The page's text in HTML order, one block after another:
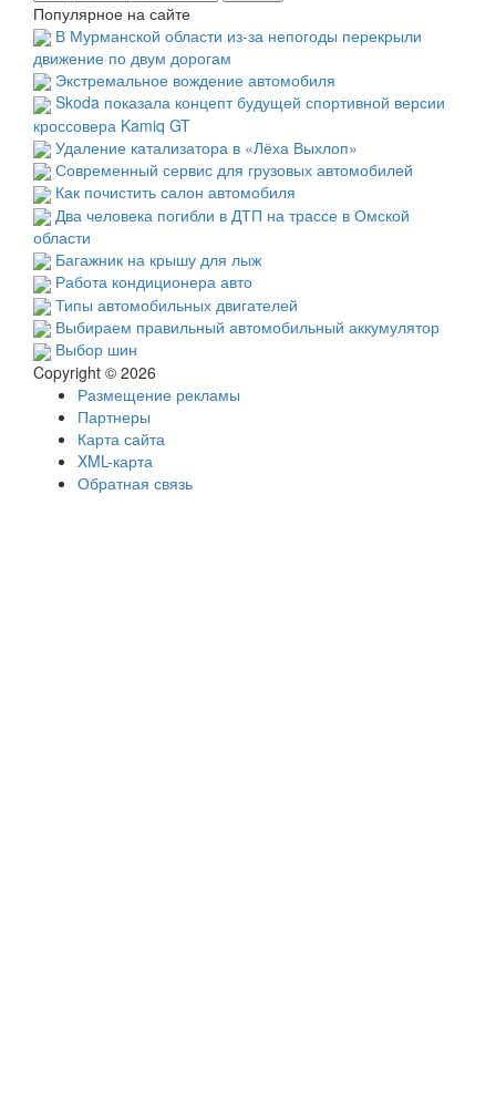
Популярное на сайте
В Мурманской области из-за непогоды перекрыли
движение по двум дорогам
Экстремальное вождение автомобиля
Skoda показала концепт будущей спортивной версии
кроссовера Kamiq GT
Удаление катализатора в «Лёха Выхлоп»
Современный сервис для грузовых автомобилей
Как почистить салон автомобиля
Два человека погибли в ДТП на трассе в Омской
области
Багажник на крышу для лыж
Работа кондиционера авто
Типы автомобильных двигателей
Выбираем правильный автомобильный аккумулятор
Выбор шин
Copyright © 2026
Размещение рекламы
Партнеры
Карта сайта
XML-карта
Обратная связь